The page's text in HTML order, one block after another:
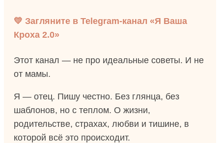
💛 Загляните в Telegram-канал «Я Ваша
Кроха 2.0»
Этот канал — не про идеальные советы. И не
от мамы.
Я — отец. Пишу честно. Без глянца, без
шаблонов, но с теплом. О жизни,
родительстве, страхах, любви и тишине, в
которой всё это происходит.